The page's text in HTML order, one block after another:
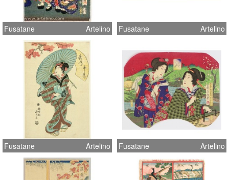
Fusatane Artelino Fusatane Artelino
Fusatane Artelino Fusatane Artelino